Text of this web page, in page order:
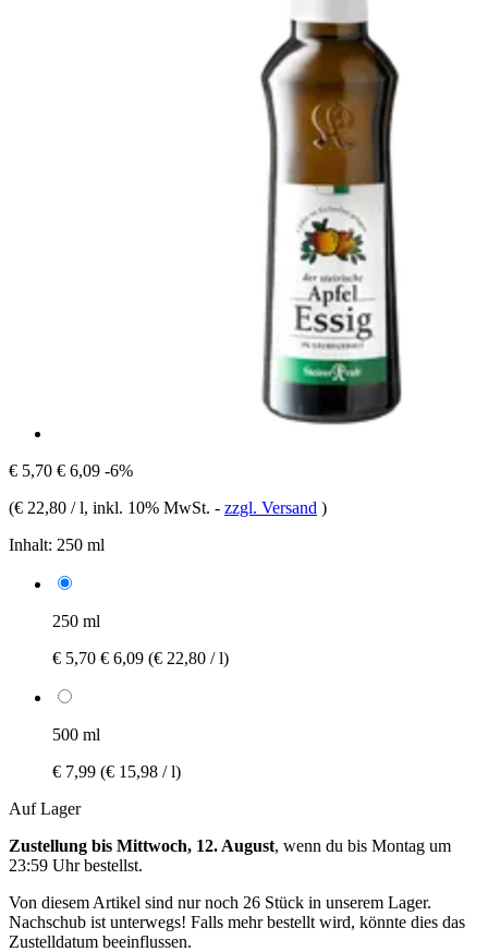
€ 5,70 € 6,09 -6%
(€ 22,80 / l, inkl. 10% MwSt. - zzgl. Versand )
Inhalt: 250 ml
250 ml
€ 5,70 € 6,09 (€ 22,80 / l)
500 ml
€ 7,99 (€ 15,98 / l)
Auf Lager
Zustellung bis Mittwoch, 12. August, wenn du bis Montag um
23:59 Uhrbestellst.
Von diesem Artikel sind nur noch 26 Stück in unserem Lager.
Nachschub ist unterwegs! Falls mehr bestellt wird, könnte dies das
Zustelldatum beeinflussen.